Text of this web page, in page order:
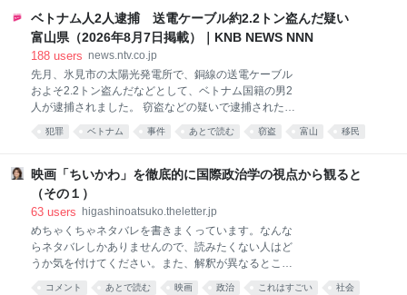
ベトナム人2人逮捕 送電ケーブル約2.2トン盗んだ疑い
富山県（2026年8月7日掲載）｜KNB NEWS NNN
188 users news.ntv.co.jp
先月、氷見市の太陽光発電所で、銅線の送電ケーブル
およそ2.2トン盗んだなどとして、ベトナム国籍の男2
人が逮捕されました。 窃盗などの疑いで逮捕されたの
は、いずれもベトナム国籍で、住居不定・無職のゴ バ
ン ハイ容疑者（24）と、グエン ロン ボ容疑者（24）
間に、氷見市内の太陽光発電所で2回にわたり、送電
用の銅線ケーブルあわせておよそ2.2トンを盗んだ疑い
が持たれています。２人は18日に富山市内の駐車場
チのケーブルカッター1本を隠し持っていたとして金
属盗対策法違反の疑いで逮捕・起訴されていて、取り
調べの中で今回の窃盗の容疑が固まり逮捕したという
ことです。 盗まれた銅線は、時価およそ330万円相当
犯罪 ベトナム 事件 あとで読む 窃盗 富山 移民
映画「ちいかわ」を徹底的に国際政治学の視点から観ると
（その１）
63 users
higashinoatsuko.theletter.jp
めちゃくちゃネタバレを書きまくっています。なんな
らネタバレしかありませんので、読みたくない人はど
うか気を付けてください。また、解釈が異なるところ
があってもどうか許してください。「そこは違う！」
コメント あとで読む 映画 政治 これはすごい 社会